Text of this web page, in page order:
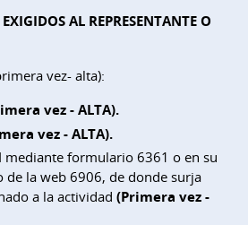
AL REPRESENTANTE O
vez- alta):
vez - ALTA).
vez - ALTA).
mediante formulario 6361 o en su
de la web 6906, de donde surja
a la actividad (Primera vez -